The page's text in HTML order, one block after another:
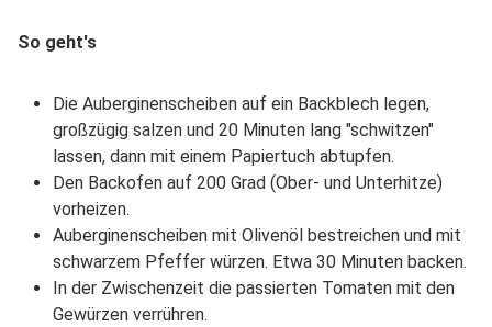
So geht's
Die Auberginenscheiben auf ein Backblech legen,
großzügig salzen und 20 Minuten lang "schwitzen"
lassen, dann mit einem Papiertuch abtupfen.
Den Backofen auf 200 Grad (Ober- und Unterhitze)
vorheizen.
Auberginenscheiben mit Olivenöl bestreichen und mit
schwarzem Pfeffer würzen. Etwa 30 Minuten backen.
In der Zwischenzeit die passierten Tomaten mit den
Gewürzen verrühren.